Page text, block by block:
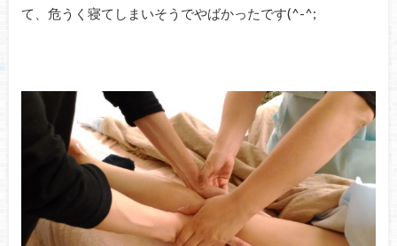
て、危うく寝てしまいそうでやばかったです(^-^;